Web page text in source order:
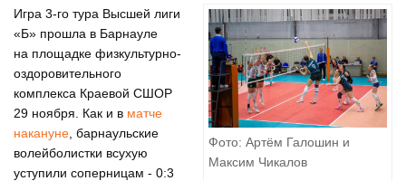
Фото: Артём Галошин и
Максим Чикалов
Игра 3-го тура Высшей лиги
«Б» прошла в Барнауле
на площадке физкультурно-
оздоровительного
комплекса Краевой СШОР
29 ноября. Как и в матче
накануне , барнаульские
волейболистки всухую
уступили соперницам - 0:3